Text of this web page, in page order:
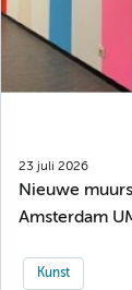
23 juli 2026
Nieuwe
Amsterdam
Kunst